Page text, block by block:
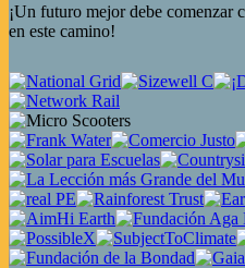
¡Un futuro mejor debe comenzar
en este camino!